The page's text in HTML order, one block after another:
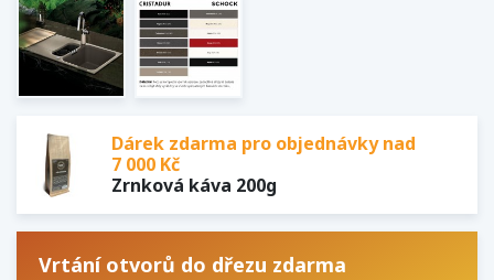
Dárek zdarma pro objednávky nad
7 000 Kč
Zrnková káva 200g
Vrtání otvorů do dřezu zdarma